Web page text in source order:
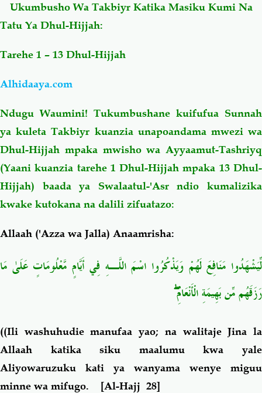
Salaf Wa Ummah
Akhlaaq-Aadaab Raqaaiq
Familia-Jamii Maswali-Majibu
Chemsha Bongo Vitabu
Mapishi
Ukumbusho Wa Takbiyr Katika Masiku Kumi Na
Tatu Ya Dhul-Hijjah:
Tarehe 1 – 13 Dhul-Hijjah
Alhidaaya.com
Ndugu Waumini! Tukumbushane kuifufua Sunnah
ya kuleta Takbiyr kuanzia unapoandama mwezi wa
Dhul-Hijjah mpaka mwisho wa Ayyaamut-Tashriyq
(Yaani kuanzia tarehe 1 Dhul-Hijjah mpaka 13 Dhul-
Hijjah) baada ya Swalaatul-'Asr ndio kumalizika
kwake kutokana na dalili zifuatazo:
Allaah ('Azza wa Jalla) Anaamrisha:
لِّيَشْهَدُوا مَنَافِعَ لَهُمْ وَيَذْكُرُوا اسْمَ اللَّـهِ فِي أَيَّامٍ مَّعْلُومَاتٍ عَلَىٰ مَا
رَزَقَهُم مِّن بَهِيمَةِ الْأَنْعَامِ ۖ
((Ili washuhudie manufaa yao; na walitaje Jina la
Allaah katika siku maalumu kwa yale
Aliyowaruzuku kati ya wanyama wenye miguu
minne wa mifugo. [Al-Hajj 28]